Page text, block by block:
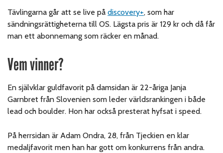
Tävlingarna går att se live pådiscovery+, som har
sändningsrättigheterna till OS. Lägsta pris är 129 kr och då får
man ett abonnemang som räcker en månad.
Vem vinner?
En självklar guldfavorit på damsidan är 22-åriga Janja
Garnbret från Slovenien som leder världsrankingen i både
lead och boulder. Hon har också presterat hyfsat i speed.
På herrsidan är Adam Ondra, 28, från Tjeckien en klar
medaljfavorit men han har gott om konkurrens från andra.